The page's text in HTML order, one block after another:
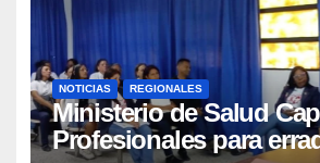
NOTICIAS REGIONALES
Ministerio de Salud
Profesionales para